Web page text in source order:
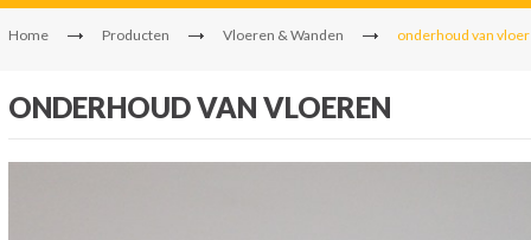
Home Producten Vloeren & Wanden onderhoud van
ONDERHOUD VAN VLOEREN